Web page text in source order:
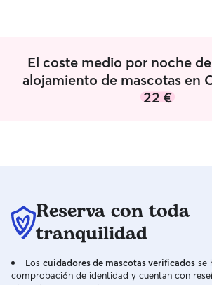
El coste medio por noche
alojamiento de mascotas en
22 €
Reserva con toda
tranquilidad
Los cuidadores de mascotas verificados se
comprobación de identidad y cuentan con